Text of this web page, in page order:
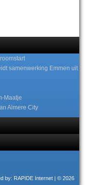
samenwerking Emmen uit
Maatje
Almere City
by: RAPIDE Internet | © 2026